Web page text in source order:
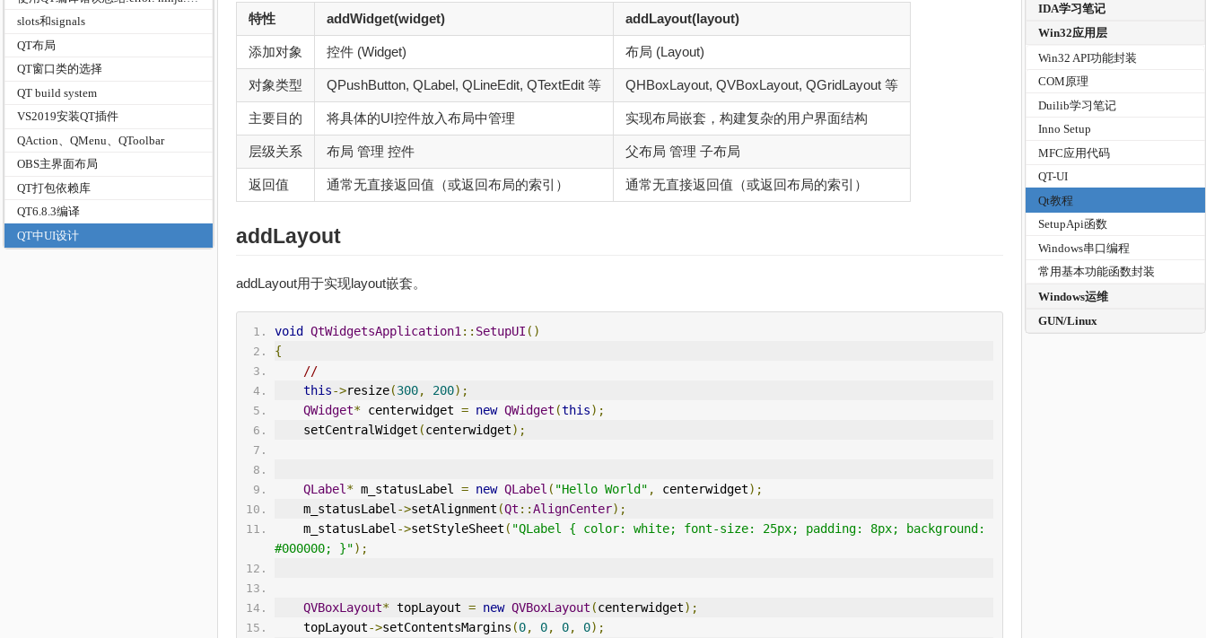
slots和signals
QT布局
QT窗口类的选择
QT build system
VS2019安装QT插件
QAction、QMenu、QToolbar
OBS主界面布局
QT打包依赖库
QT6.8.3编译
QT中UI设计
特性 addWidget(widget) addLayout(layout)
添加对象 控件 (Widget) 布局 (Layout)
对象类型 QPushButton, QLabel, QLineEdit, QTextEdit 等 QHBoxLayout, QVBoxLayout, QGridLayout 等
主要目的 将具体的UI控件放入布局中管理 实现布局嵌套，构建复杂的用户界面结构
层级关系 布局 管理 控件 父布局 管理 子布局
返回值 通常无直接返回值（或返回布局的索引） 通常无直接返回值（或返回布局的索引）
addLayout
addLayout用于实现layout嵌套。
void QtWidgetsApplication1 :: SetupUI ()
{
//
this->resize(300, 200);
QWidget* centerwidget = new QWidget (this);
    setCentralWidget
(centerwidget);
QLabel * m_statusLabel = new QLabel ( "Hello World" , centerwidget);
    m_statusLabel
->setAlignment (Qt ::AlignCenter);
    m_statusLabel
->setStyleSheet ( "QLabel { color: white; font-size: 25px; padding: 8px; background:
#000000; }");
QVBoxLayout* topLayout = new QVBoxLayout (centerwidget);
    topLayout
->setContentsMargins (0, 0, 0, 0);
IDA学习笔记
Win32应用层
Win32 API功能封装
COM原理
Duilib学习笔记
Inno Setup
MFC应用代码
QT-UI
Qt教程
SetupApi函数
Windows串口编程
常用基本功能函数封装
Windows运维
GUN/Linux